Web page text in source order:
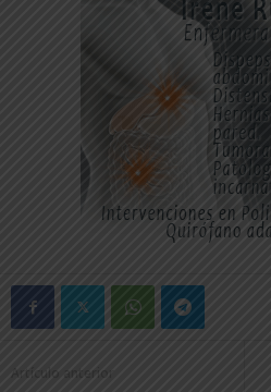
Artículo anterior